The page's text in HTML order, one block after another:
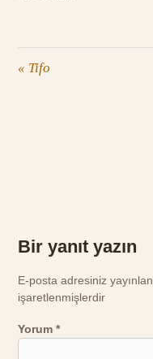
« Tifo
Bir yanıt yazın
E-posta adresiniz
işaretlenmişlerdir
Yorum*